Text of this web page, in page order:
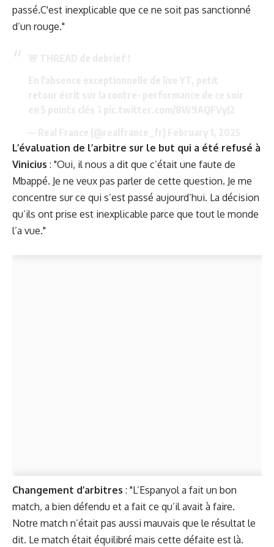
passé.C'est inexplicable que ce ne soit pas sanctionné
d’un rouge."
L’évaluation de l’arbitre sur le but qui a été refusé à
Vinicius : "Oui, il nous a dit que c’était une faute de
Mbappé. Je ne veux pas parler de cette question. Je me
concentre sur ce qui s’est passé aujourd’hui. La décision
qu’ils ont prise est inexplicable parce que tout le monde
l’a vue."
Changement d’arbitres : "L’Espanyol a fait un bon
match, a bien défendu et a fait ce qu’il avait à faire.
Notre match n’était pas aussi mauvais que le résultat le
dit. Le match était équilibré mais cette défaite est là.